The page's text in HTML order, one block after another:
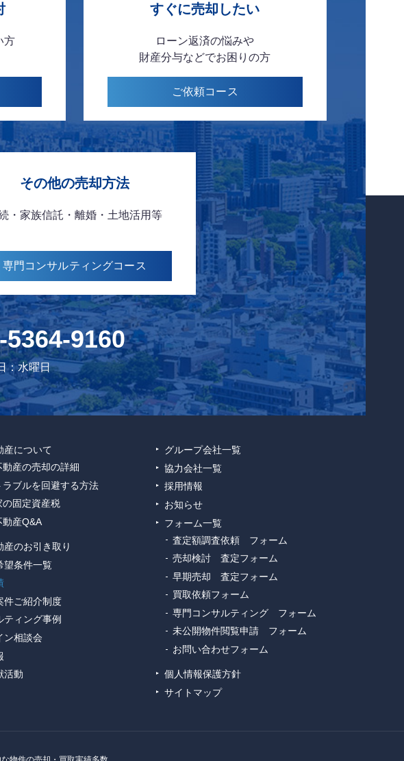
方
すぐに売却したい
ローン返済の悩みや
財産分与などでお困りの方
ご依頼コース
その他の売却方法
・家族信託・離婚・土地活用等
専門コンサルティングコース
5364-9160
：水曜日
産について
動産の売却の詳細
ラブルを回避する方法
の固定資産税
動産Q&A
産のお引き取り
望条件一覧
件ご紹介制度
ティング事例
ン相談会
活動
グループ会社一覧
協力会社一覧
採用情報
お知らせ
フォーム一覧
査定額調査依頼 フォーム
売却検討 査定フォーム
早期売却 査定フォーム
買取依頼フォーム
専門コンサルティング フォーム
未公開物件閲覧申請 フォーム
お問い合わせフォーム
個人情報保護方針
サイトマップ